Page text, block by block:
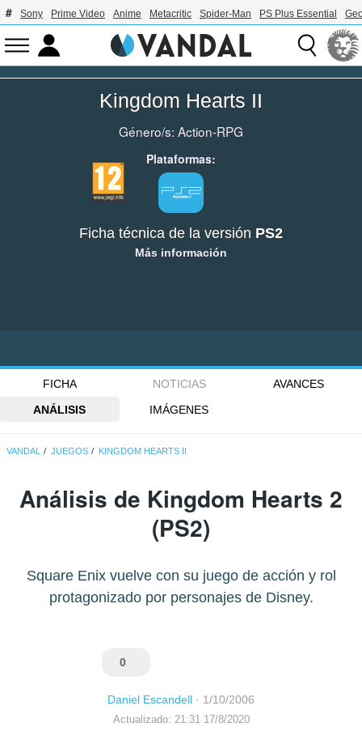
Sony Prime Video Anime Metacritic Spider-Man PS Plus Essential
Kingdom Hearts II
Género/s: Action-RPG
Plataformas:
Ficha técnica de la versión PS2
Más información
FICHA NOTICIAS
AVANCES
ANÁLISIS
IMÁGENES
VANDAL JUEGOS KINGDOM HEARTS II
Análisis de Kingdom Hearts 2
(PS2)
Square Enix vuelve con su juego de acción y rol
protagonizado por personajes de Disney.
0
Daniel Escandell · 1/10/2006
Actualizado: 21:31 17/8/2020